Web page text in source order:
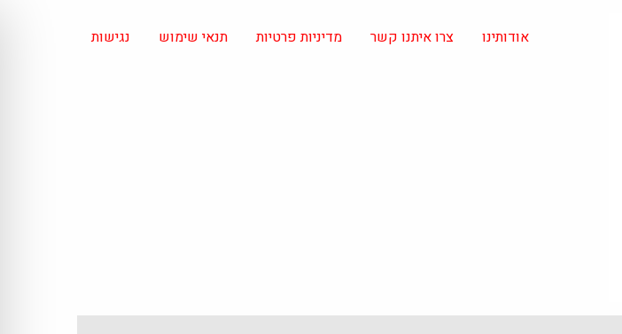
אודותינו צרו איתנו קשר מדיניות פרטיות תנאי שימוש נגישות